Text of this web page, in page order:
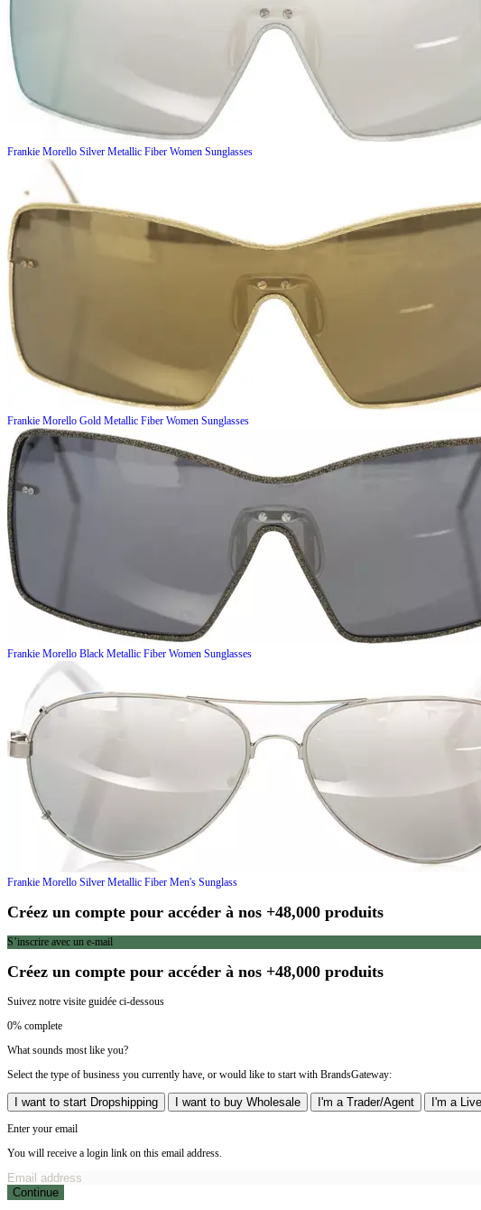
Frankie Morello Silver Metallic Fiber Women Sunglasses
Frankie Morello Gold Metallic Fiber Women Sunglasses
Frankie Morello Black Metallic Fiber Women Sunglasses
Frankie Morello Silver Metallic Fiber Men's Sunglass
Créez un compte pour accéder à nos +48,000 produits
S’inscrire avec un e-mail
Créez un compte pour accéder à nos +48,000 produits
Suivez notre visite guidée ci-dessous
0% complete
What sounds most like you?
Select the type of business you currently have, or would like to start with BrandsGateway:
I want to start Dropshipping I want to buy Wholesale I'm a Trader/Agent I'm a
Enter your email
You will receive a login link on this email address.
Continue